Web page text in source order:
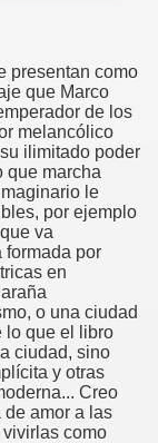
presentan como
que Marco
de los
melancólico
ilimitado poder
que marcha
le
por ejemplo
va
formada por
en
o una ciudad
lo que el libro
ciudad, sino
y otras
Creo
de amor a las
como